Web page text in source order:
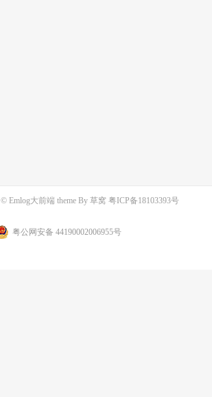
© Emlog大前端 theme By 草窝 粤ICP备18103393号
粤公网安备 44190002006955号